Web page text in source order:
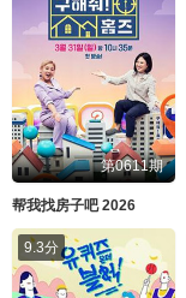
第0611期
帮我找房子吧 2026
9.3分